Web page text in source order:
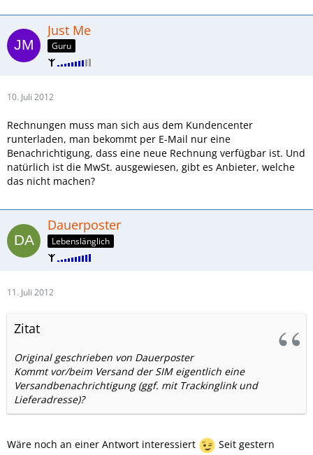
Just Me
Guru
10. Juli 2012
Rechnungen muss man sich aus dem Kundencenter
runterladen, man bekommt per E-Mail nur eine
Benachrichtigung, dass eine neue Rechnung verfügbar ist. Und
natürlich ist die MwSt. ausgewiesen, gibt es Anbieter, welche
das nicht machen?
Dauerposter
Lebenslänglich
11. Juli 2012
Zitat
Original geschrieben von Dauerposter
Kommt vor/beim Versand der SIM eigentlich eine
Versandbenachrichtigung (ggf. mit Trackinglink und
Lieferadresse)?
Wäre noch an einer Antwort interessiert
Seit gestern